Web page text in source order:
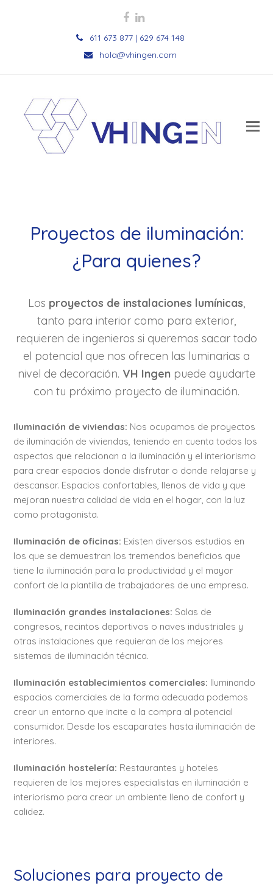
Facebook
LinkedIn
611 673 877 | 629 674 148
hola@vhingen.com
Proyectos de iluminación:
¿Para quienes?
Los proyectos de instalaciones lumínicas,
tanto para interior como para exterior,
requieren de ingenieros si queremos sacar todo
el potencial que nos ofrecen las luminarias a
nivel de decoración. VH Ingen puede ayudarte
con tu próximo proyecto de iluminación.
Iluminación de viviendas: Nos ocupamos de proyectos
de iluminación de viviendas, teniendo en cuenta todos los
aspectos que relacionan a la iluminación y el interiorismo
para crear espacios donde disfrutar o donde relajarse y
descansar. Espacios confortables, llenos de vida y que
mejoran nuestra calidad de vida en el hogar, con la luz
como protagonista.
Iluminación de oficinas: Existen diversos estudios en
los que se demuestran los tremendos beneficios que
tiene la iluminación para la productividad y el mayor
confort de la plantilla de trabajadores de una empresa.
Iluminación grandes instalaciones: Salas de
congresos, recintos deportivos o naves industriales y
otras instalaciones que requieran de los mejores
sistemas de iluminación técnica.
Iluminación establecimientos comerciales: Iluminando
espacios comerciales de la forma adecuada podemos
crear un entorno que incite a la compra al potencial
consumidor. Desde los escaparates hasta iluminación de
interiores.
Iluminación hostelería: Restaurantes y hoteles
requieren de los mejores especialistas en iluminación e
interiorismo para crear un ambiente lleno de confort y
calidez.
Soluciones para proyecto de